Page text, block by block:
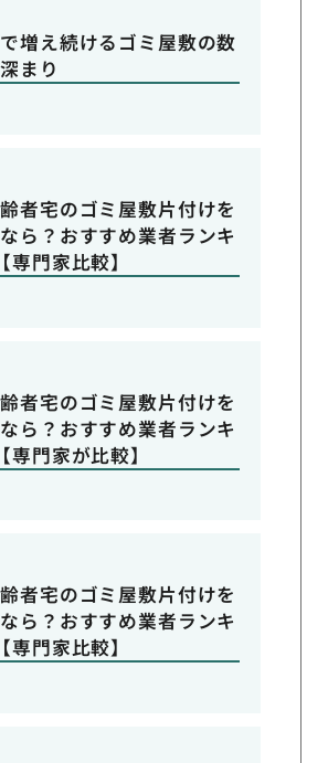
増え続けるゴミ屋敷の数
まり
者宅のゴミ屋敷片付けを
ら？おすすめ業者ランキ
専門家比較】
者宅のゴミ屋敷片付けを
ら？おすすめ業者ランキ
専門家が比較】
者宅のゴミ屋敷片付けを
ら？おすすめ業者ランキ
専門家比較】